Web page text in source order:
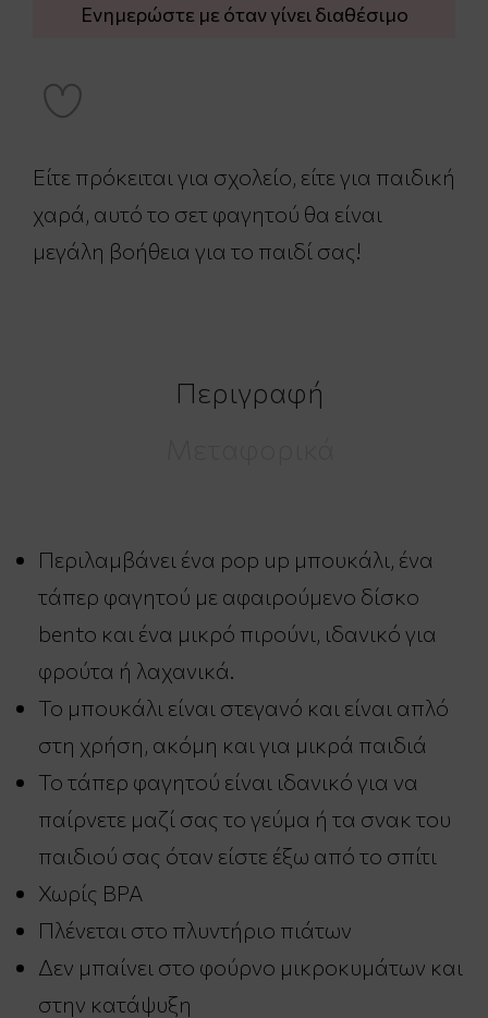
Ενημερώστε με όταν γίνει διαθέσιμο
Είτε πρόκειται για σχολείο, είτε για παιδική
χαρά, αυτό το σετ φαγητού θα είναι
μεγάλη βοήθεια για το παιδί σας!
Περιγραφή
Περιλαμβάνει ένα pop up μπουκάλι, ένα
τάπερ φαγητού με αφαιρούμενο δίσκο
bento και ένα μικρό πιρούνι, ιδανικό για
φρούτα ή λαχανικά.
Το μπουκάλι είναι στεγανό και είναι απλό
στη χρήση, ακόμη και για μικρά παιδιά
Το τάπερ φαγητού είναι ιδανικό για να
παίρνετε μαζί σας το γεύμα ή τα σνακ του
παιδιού σας όταν είστε έξω από το σπίτι
Χωρίς ΒΡΑ
Πλένεται στο πλυντήριο πιάτων
Δεν μπαίνει στο φούρνο μικροκυμάτων και
στην κατάψυξη